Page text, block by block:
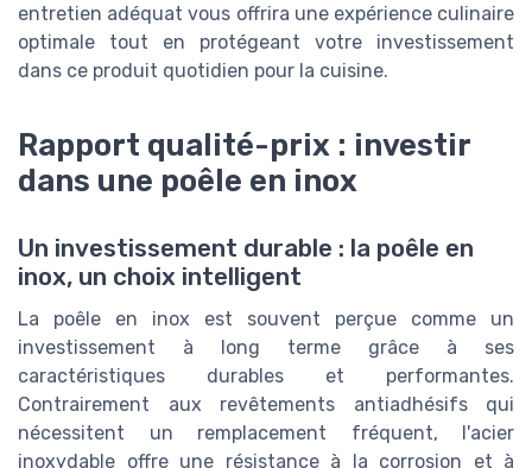
entretien adéquat vous offrira une expérience culinaire
optimale tout en protégeant votre investissement
dans ce produit quotidien pour la cuisine.
Rapport qualité-prix : investir
dans une poêle en inox
Un investissement durable : la poêle en
inox, un choix intelligent
La poêle en inox est souvent perçue comme un
investissement à long terme grâce à ses
caractéristiques durables et performantes.
Contrairement aux revêtements antiadhésifs qui
nécessitent un remplacement fréquent, l'acier
inoxydable offre une résistance à la corrosion et à